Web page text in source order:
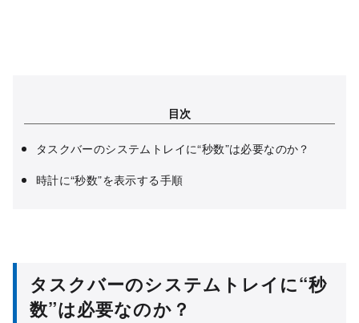
目次
タスクバーのシステムトレイに“秒数”は必要なのか？
時計に“秒数”を表示する手順
タスクバーのシステムトレイに“秒
数”は必要なのか？